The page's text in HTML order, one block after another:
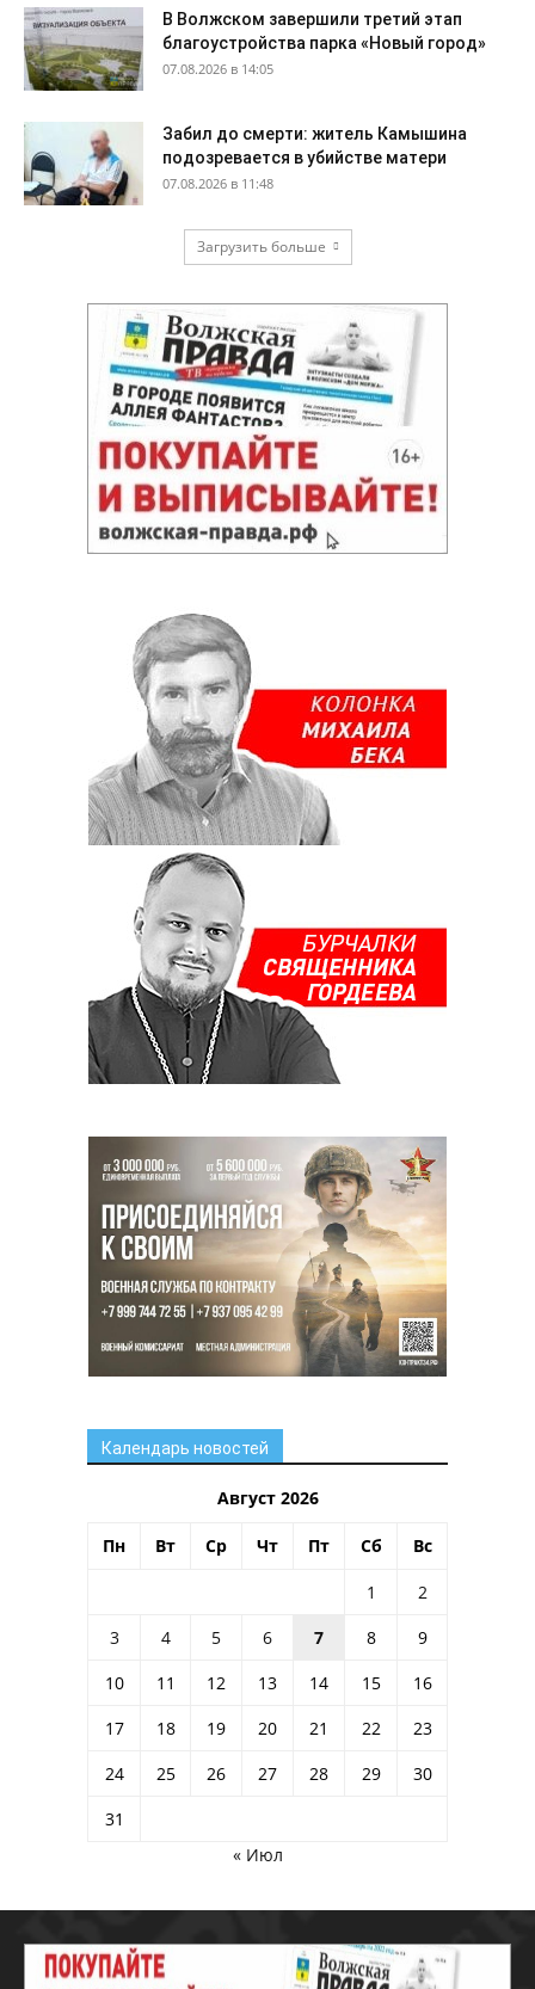
В Волжском завершили третий этап
благоустройства парка «Новый город»
07.08.2026 в 14:05
Забил до смерти: житель Камышина
подозревается в убийстве матери
07.08.2026 в 11:48
Загрузить больше
Календарь новостей
Август 2026
Пн Вт Ср Чт Пт Сб Вс
1
2
3
4 5 6 7 8
9
10
11 12 13 14 15
16
17
18 19 20 21 22
23
24
25 26 27 28 29
30
31
« Июл